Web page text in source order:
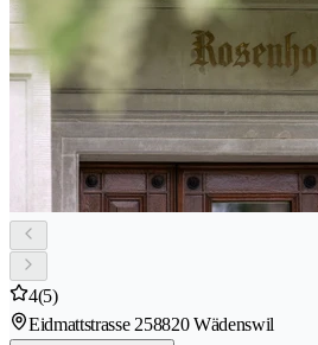
4(5)
Eidmattstrasse 258820 Wädenswil